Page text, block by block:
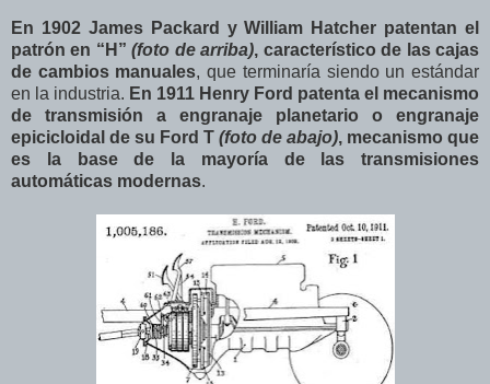
En 1902 James Packard y William Hatcher patentan el
patrón en “H”(foto de arriba), característico de las cajas
de cambios manuales, que terminaría siendo un estándar
en la industria. En 1911 Henry Ford patenta el mecanismo
de transmisión a engranaje planetario o engranaje
epicicloidal de su Ford T (foto de abajo), mecanismo que
es la base de la mayoría de las transmisiones
automáticas modernas.